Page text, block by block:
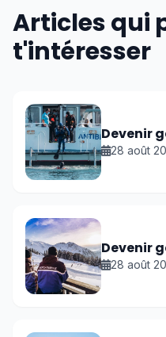
Articles qui
t'intéresser
Devenir
28 août
Devenir
28 août